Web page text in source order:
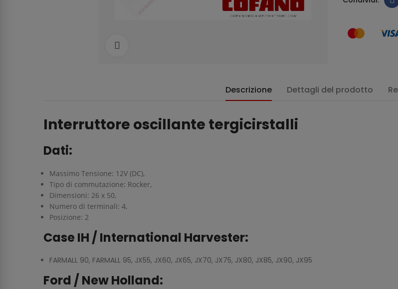
Descrizione Dettagli del prodotto
Interruttore oscillante tergicirstalli
Dati:
Massimo Tensione: 12V (DC),
Tipo di commutazione: Rocker,
Dimensioni: 26 x 50,
Numero di terminali: 4,
Posizione: 2
Case IH / International Harvester:
FARMALL 90, FARMALL 95, JX55, JX60, JX65, JX70, JX75, JX80, JX85, JX90, JX95
Ford / New Holland: